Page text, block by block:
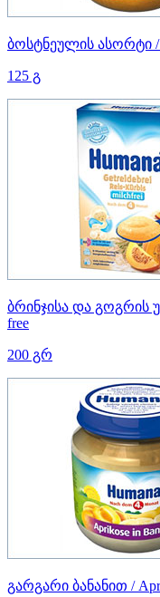
ბოსტნეულის ასორტი /
125 გ
ბრინჯისა და გოგრის
free
200 გრ
გარგარი ბანანით /